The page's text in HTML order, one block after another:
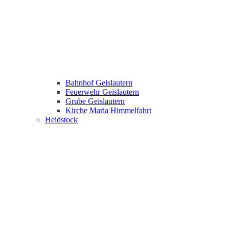
Bahnhof Geislautern
Feuerwehr Geislautern
Grube Geislautern
Kirche Maria Himmelfahrt
Heidstock